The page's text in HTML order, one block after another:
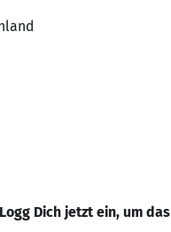
Logg Dich jetzt ein, um